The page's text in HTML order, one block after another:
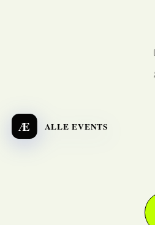
Æ ALLE EVENTS